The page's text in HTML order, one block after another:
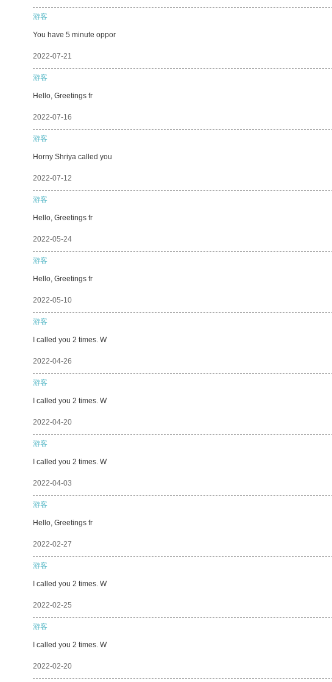
游客
You have 5 minute oppor
2022-07-21
游客
Hello, Greetings fr
2022-07-16
游客
Horny Shriya called you
2022-07-12
游客
Hello, Greetings fr
2022-05-24
游客
Hello, Greetings fr
2022-05-10
游客
I called you 2 times. W
2022-04-26
游客
I called you 2 times. W
2022-04-20
游客
I called you 2 times. W
2022-04-03
游客
Hello, Greetings fr
2022-02-27
游客
I called you 2 times. W
2022-02-25
游客
I called you 2 times. W
2022-02-20